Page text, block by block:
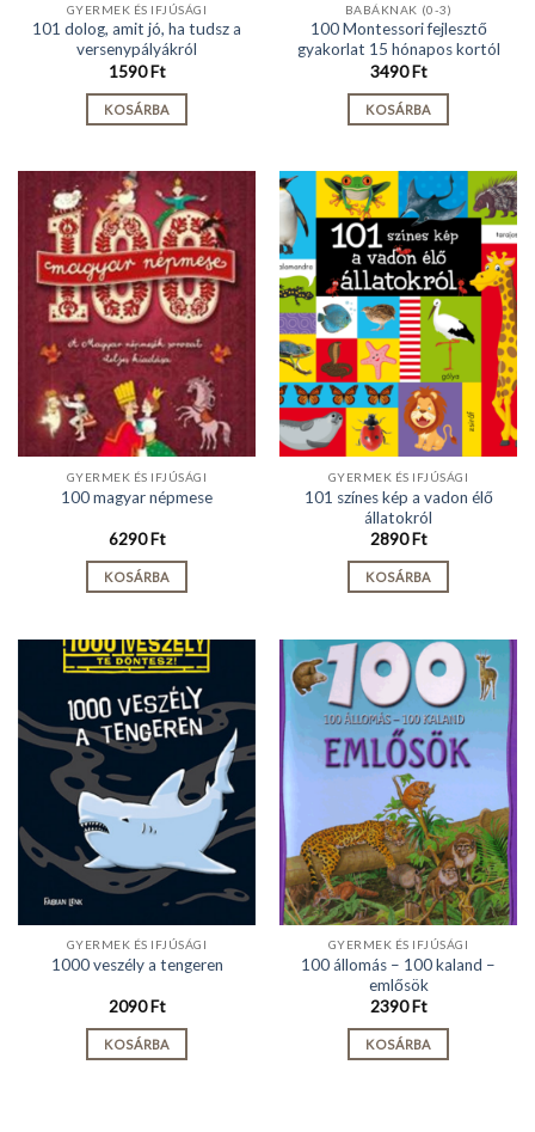
GYERMEK ÉS IFJÚSÁGI
101 dolog, amit jó, ha tudsz a
versenypályákról
1590Ft
KOSÁRBA
BABÁKNAK (0-3)
100 Montessori fejlesztő
gyakorlat 15 hónapos kortól
3490Ft
KOSÁRBA
GYERMEK ÉS IFJÚSÁGI
100 magyar népmese
6290Ft
KOSÁRBA
GYERMEK ÉS IFJÚSÁGI
101 színes kép a vadon élő
állatokról
2890Ft
KOSÁRBA
GYERMEK ÉS IFJÚSÁGI
1000 veszély a tengeren
2090Ft
KOSÁRBA
GYERMEK ÉS IFJÚSÁGI
100 állomás – 100 kaland –
emlősök
2390Ft
KOSÁRBA